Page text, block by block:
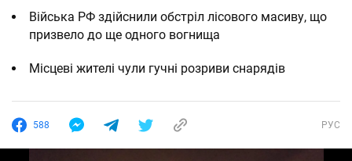
Війська РФ здійснили обстріл лісового масиву, що
призвело до ще одного вогнища
Місцеві жителі чули гучні розриви снарядів
588 РУС